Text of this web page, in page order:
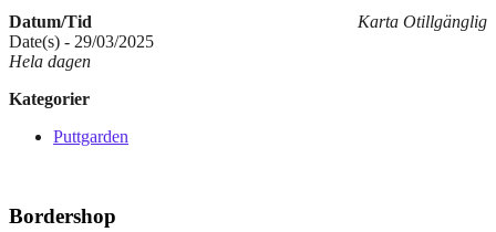
Karta Otillgänglig
Datum/Tid
Date(s) - 29/03/2025
Hela dagen
Kategorier
Puttgarden
Bordershop